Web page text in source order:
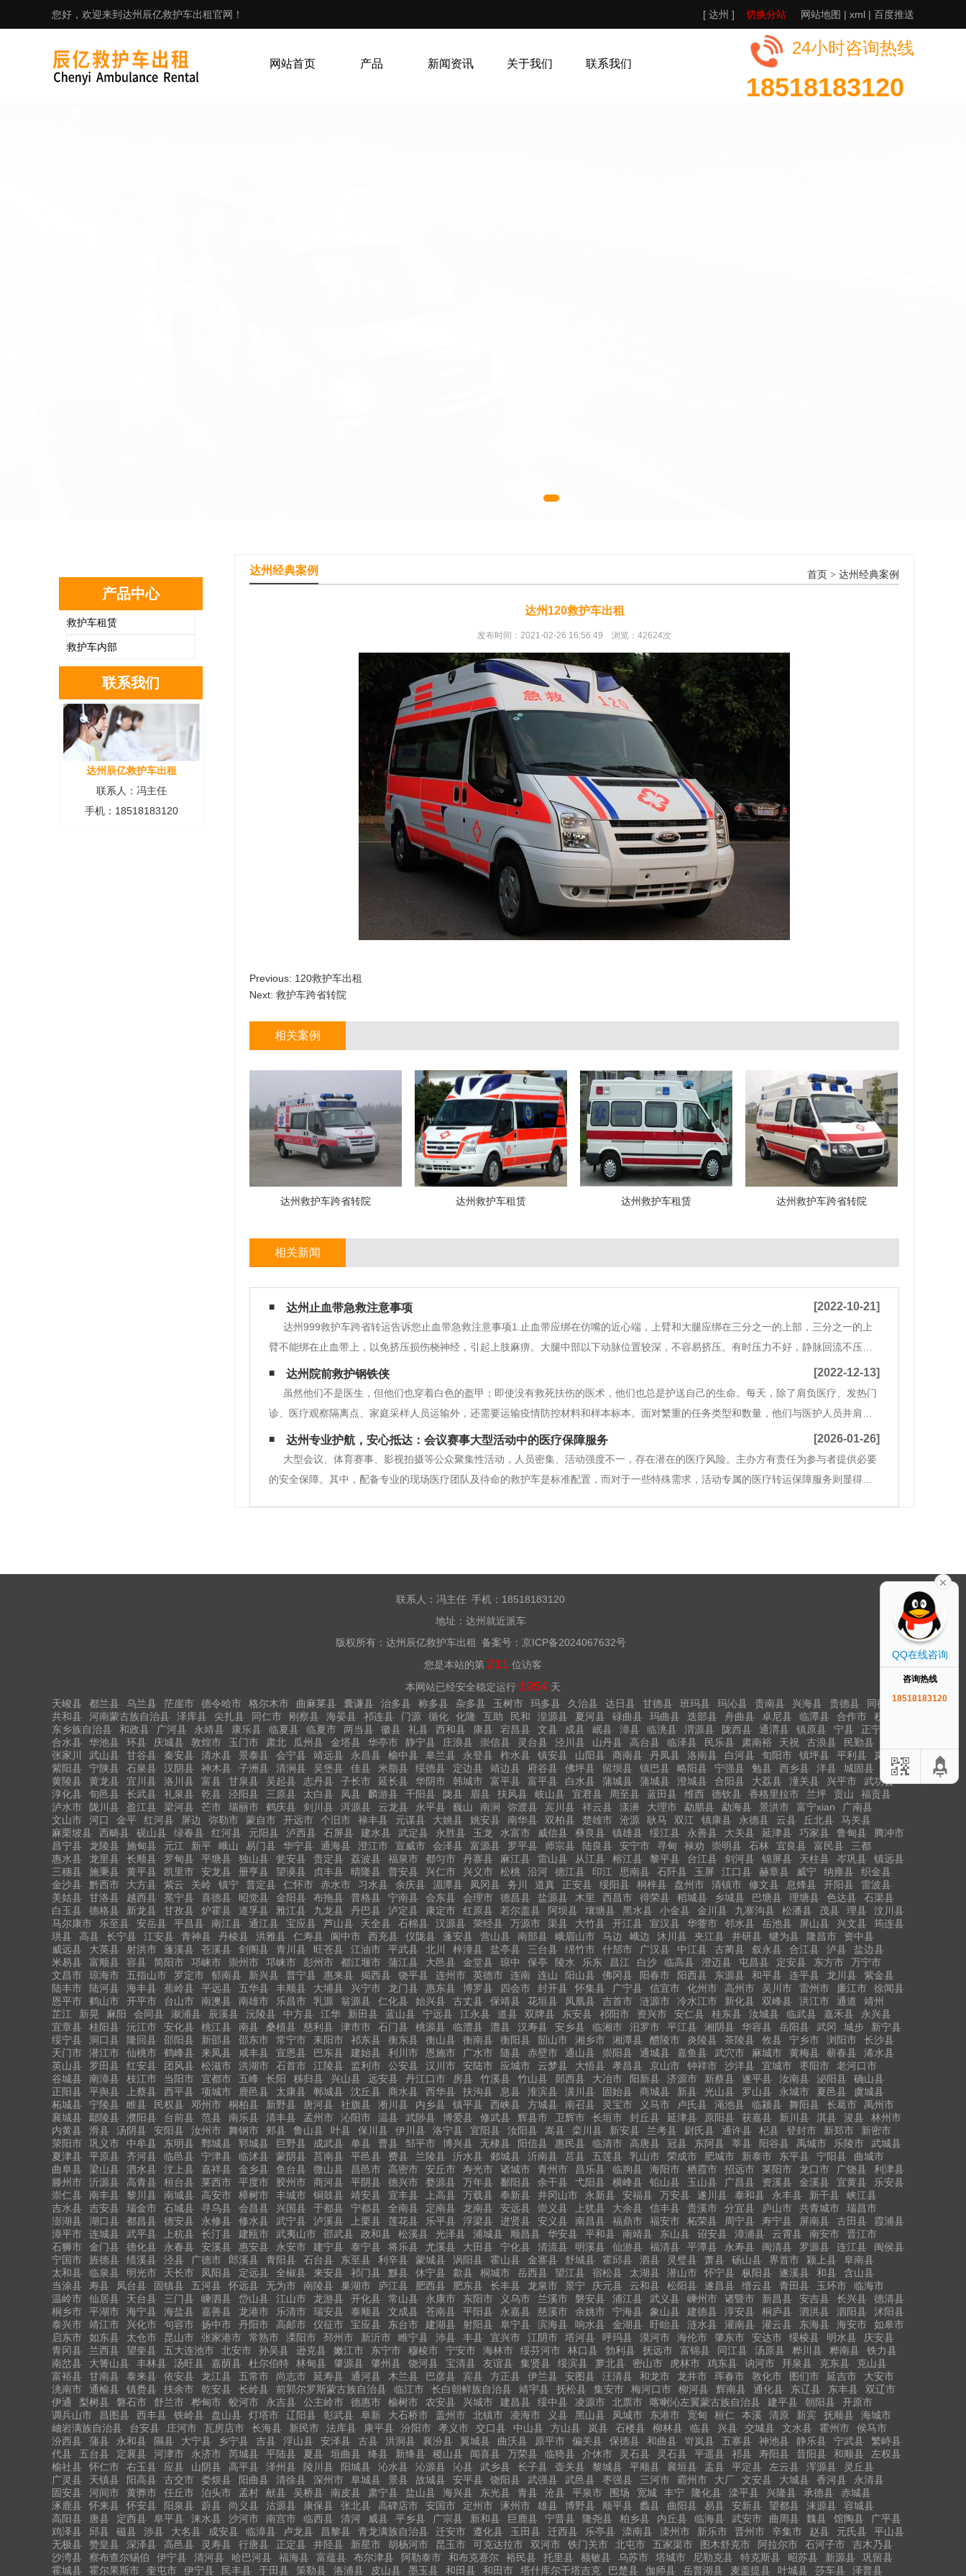
您好，欢迎来到达州辰亿救护车出租官网！ [ 达州 ] 切换分站 网站地图 | xml | 百度推送
网站首页 产品 新闻资讯 关于我们 联系我们
24小时咨询热线
18518183120
产品中心
救护车内部
救护车租赁
联系我们
达州辰亿救护车出租
联系人：冯主任
手机：18518183120
达州经典案例 首页 > 达州经典案例
达州120救护车出租
发布时间：2021-02-26 16:56:49 浏览：42624次
Previous: 120救护车出租
Next: 救护车跨省转院
相关案例
达州救护车跨省转院 达州救护车租赁 达州救护车租赁 达州救护车跨省转院
相关新闻
达州止血带急救注意事项 [2022-10-21]
达州999救护车跨省转运告诉您止血带急救注意事项1.止血带应绑在仿嘴的近心端，上臂和大腿应绑在三分之一的上部，三分之一的上
臂不能绑在止血带上，以免挤压损伤桡神经，引起上肢麻痹。大腿中部以下动脉位置较深，不容易挤压。有时压力不好，静脉回流不压缩
动脉，但出血较多，会引起肢体肿胀和坏死。2.上止血带须用平垫保护皮肤.不能直接绑在皮肤上。止血带松动重要适度。蕞好触摸远端脉
搏，停止出血。不要太紧，以免伤害神
达州院前救护钢铁侠 [2022-12-13]
虽然他们不是医生，但他们也穿着白色的盔甲；即使没有救死扶伤的医术，他们也总是护送自己的生命。每天，除了肩负医疗、发热门
诊、医疗观察隔离点、家庭采样人员运输外，还需要运输疫情防控材料和样本标本。面对繁重的任务类型和数量，他们与医护人员并肩与
时间赛跑，与疫情作斗争，尽蕞大努力帮助全区防疫工作。达州长途救护车转运为院后返乡患者提供了極大的便利。“疫情不退我不退，接
到命令就出发，”这是救护车司机的实践。通
达州专业护航，安心抵达：会议赛事大型活动中的医疗保障服务 [2026-01-26]
大型会议、体育赛事、影视拍摄等公众聚集性活动，人员密集、活动强度不一，存在潜在的医疗风险。主办方有责任为参与者提供必要
的安全保障。其中，配备专业的现场医疗团队及待命的救护车是标准配置，而对于一些特殊需求，活动专属的医疗转运保障服务则显得尤
联系人：冯主任 手机：18518183120
地址：达州就近派车
版权所有：达州辰亿救护车出租 备案号： 京ICP备2024067632号
您是本站的第 211 位访客
本网站已经安全稳定运行 1954 天
天峻县
都兰县 乌兰县 茫崖市 德令哈市 格尔木市 曲麻莱县 囊谦县 治多县 称多县 杂多县 玉树市 玛多县 久治县 达日县 甘德县 班玛县 玛沁县 贵南县 兴海县 贵德县
同德县
共和县
河南蒙古族自治县 泽库县 尖扎县 同仁市 刚察县 海晏县 祁连县 门源 循化 化隆 互助 民和 湟源县 夏河县 碌曲县 玛曲县 迭部县 舟曲县 卓尼县 临潭县 合作市
积石山
东乡族自治县
和政县 广河县 永靖县 康乐县 临夏县 临夏市 两当县 徽县 礼县 西和县 康县 宕昌县 文县 成县 岷县 漳县 临洮县 渭源县 陇西县 通渭县 镇原县 宁县
正宁县
合水县
华池县 环县 庆城县 敦煌市 玉门市 肃北 瓜州县 金塔县 华亭市 静宁县 庄浪县 崇信县 灵台县 泾川县 山丹县 高台县 临泽县 民乐县 肃南裕 天祝 古浪县
民勤县
张家川
武山县 甘谷县 秦安县 清水县 景泰县 会宁县 靖远县 永昌县 榆中县 皋兰县 永登县 柞水县 镇安县 山阳县 商南县 丹凤县 洛南县 白河县 旬阳市 镇坪县 平利县
岚皋县
紫阳县
宁陕县 石泉县 汉阴县 神木县 子洲县 清涧县 吴堡县 佳县 米脂县 绥德县 定边县 靖边县 府谷县 佛坪县 留坝县 镇巴县 略阳县 宁强县 勉县 西乡县 洋县
城固县
黄陵县
黄龙县 宜川县 洛川县 富县 甘泉县 吴起县 志丹县 子长市 延长县 华阴市 韩城市 富平县 富平县 白水县 蒲城县 蒲城县 澄城县 合阳县 大荔县 潼关县 兴平市
武功县
淳化县
旬邑县 长武县 礼泉县 乾县 泾阳县 三原县 太白县 凤县 麟游县 千阳县 陇县 眉县 扶风县 岐山县 宜君县 周至县 蓝田县 维西 德钦县 香格里拉市 兰坪 贡山
福贡县
泸水市
陇川县 盈江县 梁河县 芒市 瑞丽市 鹤庆县 剑川县 洱源县 云龙县 永平县 巍山 南涧 弥渡县 宾川县 祥云县 漾濞 大理市 勐腊县 勐海县 景洪市 富宁xian
广南县
文山市
河口 金平 红河县 屏边 弥勒市 蒙自市 开远市 个旧市 禄丰县 元谋县 大姚县 姚安县 南华县 双柏县 楚雄市 沧源 耿马 双江 镇康县 永德县 云县 丘北县
马关县
麻栗坡县
西畴县 砚山县 绿春县 红河县 元阳县 泸西县 石屏县 建水县 武定县 永胜县 玉龙 水富市 威信县 彝良县 镇雄县 绥江县 永善县 大关县 延津县 巧家县 鲁甸县
腾冲市
昌宁县
龙陵县 施甸县 元江 新平 峨山 易门县 华宁县 通海县 澄江市 宣威市 会泽县 富源县 罗平县 师宗县 陆良县 安宁市 寻甸 禄劝 崇明县 石林 宜良县 富民县
三都
惠水县
龙里县 长顺县 罗甸县 平塘县 独山县 瓮安县 贵定县 荔波县 福泉市 都匀市 丹寨县 麻江县 雷山县 从江县 榕江县 黎平县 台江县 剑河县 锦屏县 天柱县 岑巩县
镇远县
三穗县
施秉县 黄平县 凯里市 安龙县 册亨县 望谟县 贞丰县 晴隆县 普安县 兴仁市 兴义市 松桃 沿河 德江县 印江 思南县 石阡县 玉屏 江口县 赫章县 威宁 纳雍县
织金县
金沙县
黔西市 大方县 紫云 关岭 镇宁 普定县 仁怀市 赤水市 习水县 余庆县 湄潭县 凤冈县 务川 道真 正安县 绥阳县 桐梓县 盘州市 清镇市 修文县 息烽县 开阳县
雷波县
美姑县
甘洛县 越西县 冕宁县 喜德县 昭觉县 金阳县 布拖县 普格县 宁南县 会东县 会理市 德昌县 盐源县 木里 西昌市 得荣县 稻城县 乡城县 巴塘县 理塘县 色达县
石渠县
白玉县
德格县 新龙县 甘孜县 炉霍县 道孚县 雅江县 九龙县 丹巴县 泸定县 康定市 红原县 若尔盖县 阿坝县 壤塘县 黑水县 小金县 金川县 九寨沟县 松潘县 茂县 理县
汶川县
马尔康市
乐至县 安岳县 平昌县 南江县 通江县 宝应县 芦山县 天全县 石棉县 汉源县 荥经县 万源市 渠县 大竹县 开江县 宣汉县 华蓥市 邻水县 岳池县 屏山县 兴文县
筠连县
珙县
高县 长宁县 江安县 青神县 丹棱县 洪雅县 仁寿县 阆中市 西充县 仪陇县 蓬安县 营山县 南部县 峨眉山市 马边 峨边 沐川县 夹江县 井研县 犍为县 隆昌市
资中县
威远县
大英县 射洪市 蓬溪县 苍溪县 剑阁县 青川县 旺苍县 江油市 平武县 北川 梓潼县 盐亭县 三台县 绵竹市 什邡市 广汉县 中江县 古蔺县 叙永县 合江县 泸县
盐边县
米易县
富顺县 容县 简阳市 邛崃市 崇州市 邛崃市 彭州市 都江堰市 蒲江县 大邑县 金堂县 琼中 保亭 陵水 乐东 昌江 白沙 临高县 澄迈县 屯昌县 定安县 东方市
万宁市
文昌市
琼海市 五指山市 罗定市 郁南县 新兴县 普宁县 惠来县 揭西县 饶平县 连州市 英德市 连南 连山 阳山县 佛冈县 阳春市 阳西县 东源县 和平县 连平县 龙川县
紫金县
陆丰市
陆河县 海丰县 蕉岭县 平远县 五华县 丰顺县 大埔县 兴宁市 龙门县 惠东县 博罗县 四会市 封开县 怀集县 广宁县 信宜市 化州市 高州市 吴川市 雷州市 廉江市
徐闻县
恩平市
鹤山市 开平市 台山市 南澳县 南雄市 乐昌市 乳源 翁源县 仁化县 始兴县 古丈县 保靖县 花垣县 凤凰县 吉首市 涟源市 冷水江市 新化县 双峰县 洪江市 通道
靖州
芷江
新晃 麻阳 会同县 溆浦县 辰溪县 沅陵县 中方县 江华 新田县 蓝山县 宁远县 江永县 道县 双牌县 东安县 祁阳市 资兴市 安仁县 桂东县 汝城县 临武县 嘉禾县
永兴县
宜章县
桂阳县 沅江市 安化县 桃江县 南县 桑植县 慈利县 津市市 石门县 桃源县 临澧县 澧县 汉寿县 安乡县 临湘市 汨罗市 平江县 湘阴县 华容县 岳阳县 武冈 城步
新宁县
绥宁县
洞口县 隆回县 邵阳县 新邵县 邵东市 常宁市 耒阳市 祁东县 衡东县 衡山县 衡南县 衡阳县 韶山市 湘乡市 湘潭县 醴陵市 炎陵县 茶陵县 攸县 宁乡市 浏阳市
长沙县
天门市
潜江市 仙桃市 鹤峰县 来凤县 咸丰县 宣恩县 巴东县 建始县 利川市 恩施市 广水市 随县 赤壁市 通山县 崇阳县 通城县 嘉鱼县 武穴市 麻城市 黄梅县 蕲春县
浠水县
英山县
罗田县 红安县 团风县 松滋市 洪湖市 石首市 江陵县 监利市 公安县 汉川市 安陆市 应城市 云梦县 大悟县 孝昌县 京山市 钟祥市 沙洋县 宜城市 枣阳市
老河口市
谷城县
南漳县 枝江市 当阳市 宜都市 五峰 长阳 秭归县 兴山县 远安县 丹江口市 房县 竹溪县 竹山县 郧西县 大冶市 阳新县 济源市 新蔡县 遂平县 汝南县 泌阳县
确山县
正阳县
平舆县 上蔡县 西平县 项城市 鹿邑县 太康县 郸城县 沈丘县 商水县 西华县 扶沟县 息县 淮滨县 潢川县 固始县 商城县 新县 光山县 罗山县 永城市 夏邑县
虞城县
柘城县
宁陵县 睢县 民权县 邓州市 桐柏县 新野县 唐河县 社旗县 淅川县 内乡县 镇平县 西峡县 方城县 南召县 灵宝市 义马市 卢氏县 渑池县 临颍县 舞阳县 长葛市
禹州市
襄城县
鄢陵县 濮阳县 台前县 范县 南乐县 清丰县 孟州市 沁阳市 温县 武陟县 博爱县 修武县 辉县市 卫辉市 长垣市 封丘县 延津县 原阳县 获嘉县 新川县 淇县 浚县
林州市
内黄县
滑县 汤阴县 安阳县 汝州市 舞钢市 郏县 鲁山县 叶县 保川县 伊川县 洛宁县 宜阳县 汝阳县 嵩县 栾川县 新安县 兰考县 尉氏县 通许县 杞县 登封市 新郑市
新密市
荥阳市
巩义市 中牟县 东明县 鄄城县 郓城县 巨野县 成武县 单县 曹县 邹平市 博兴县 无棣县 阳信县 惠民县 临清市 高唐县 冠县 东阿县 莘县 阳谷县 禹城市 乐陵市
武城县
夏津县
平原县 齐河县 临邑县 宁津县 临沭县 蒙阴县 莒南县 平邑县 费县 兰陵县 沂水县 郯城县 沂南县 莒县 五莲县 乳山市 荣成市 肥城市 新泰市 东平县 宁阳县
曲城市
曲阜县
梁山县 泗水县 汶上县 嘉祥县 金乡县 鱼台县 微山县 昌邑市 高密市 安丘市 寿光市 诸城市 青州市 昌乐县 临朐县 海阳市 栖霞市 招远市 莱阳市 龙口市 广饶县
利津县
滕州市
沂源县 高青县 桓台县 莱西市 平度市 胶州市 商河县 平阴县 德兴市 婺源县 万年县 鄱阳县 余干县 弋阳县 横峰县 铅山县 玉山县 广昌县 资溪县 金溪县 宜黄县
乐安县
崇仁县
南丰县 黎川县 南城县 高安市 樟树市 丰城市 铜鼓县 靖安县 宜丰县 上高县 万载县 奉新县 井冈山市 永新县 安福县 万安县 遂川县 泰和县 永丰县 新干县
峡江县
吉水县
吉安县 瑞金市 石城县 寻乌县 会昌县 兴国县 于都县 宁都县 全南县 定南县 龙南县 安远县 崇义县 上犹县 大余县 信丰县 贵溪市 分宜县 庐山市 共青城市
瑞昌市
澎湖县
湖口县 都昌县 德安县 永修县 修水县 武宁县 泸溪县 上栗县 莲花县 乐平县 浮梁县 进贤县 安义县 南昌县 福鼎市 福安市 柘荣县 周宁县 寿宁县 屏南县 古田县
霞浦县
漳平市
连城县 武平县 上杭县 长汀县 建瓯市 武夷山市 邵武县 政和县 松溪县 光泽县 浦城县 顺昌县 华安县 平和县 南靖县 东山县 诏安县 漳浦县 云霄县 南安市
晋江市
石狮市
金门县 德化县 永春县 安溪县 惠安县 永安市 建宁县 泰宁县 将乐县 尤溪县 大田县 宁化县 清流县 明溪县 仙游县 福清县 平潭县 永寿县 闽清县 罗源县 连江县
闽侯县
宁国市
旌德县 绩溪县 泾县 广德市 郎溪县 青阳县 石台县 东至县 利辛县 蒙城县 涡阳县 霍山县 金寨县 舒城县 霍邱县 泗县 灵璧县 萧县 砀山县 界首市 颍上县
阜南县
太和县
临泉县 明光市 天长市 凤阳县 定远县 全椒县 来安县 祁门县 黟县 休宁县 歙县 桐城市 岳西县 望江县 宿松县 太湖县 潜山市 怀宁县 枞阳县 遂溪县 和县
含山县
当涂县
寿县 凤台县 固镇县 五河县 怀远县 无为市 南陵县 巢湖市 庐江县 肥西县 肥东县 长丰县 龙泉市 景宁 庆元县 云和县 松阳县 遂昌县 缙云县 青田县 玉环市
临海市
温岭市
仙居县 天台县 三门县 嵊泗县 岱山县 江山市 龙游县 开化县 常山县 永康市 东阳市 义乌市 兰溪市 磐安县 浦江县 武义县 嵊州市 诸暨市 新昌县 安吉县 长兴县
德清县
桐乡市
平湖市 海宁县 海盐县 嘉善县 龙港市 乐清市 瑞安县 泰顺县 文成县 苍南县 平阳县 永嘉县 慈溪市 余姚市 宁海县 象山县 建德县 淳安县 桐庐县 泗洪县 泗阳县
沭阳县
泰兴市
靖江市 兴化市 句容市 扬中市 丹阳市 高邮市 仪征市 宝应县 东台市 建湖县 射阳县 阜宁县 滨海县 响水县 金湖县 盱眙县 涟水县 灌南县 灌云县 东海县 海安市
如皋市
启东市
如东县 太仓市 昆山市 张家港市 常熟市 溧阳市 邳州市 新沂市 睢宁县 沛县 丰县 宜兴市 江阴市 塔河县 呼玛县 漠河市 海伦市 肇东市 安达市 绥棱县 明水县
庆安县
青冈县
兰西县 望奎县 五大连池市 北安市 孙吴县 逊克县 嫩江市 东宁市 穆棱市 宁安市 海林市 绥芬河市 林口县 勃利县 抚远市 富锦县 同江县 汤原县 桦川县 桦南县
铁力县
南岔县
大箐山县 丰林县 汤旺县 嘉荫县 杜尔伯特 林甸县 肇源县 肇州县 饶河县 宝清县 友谊县 集贤县 绥滨县 萝北县 密山市 虎林市 鸡东县 讷河市 拜泉县 克东县
克山县
富裕县
甘南县 泰来县 依安县 龙江县 五常市 尚志市 延寿县 通河县 木兰县 巴彦县 宾县 方正县 伊兰县 安图县 汪清县 和龙市 龙井市 珲春市 敦化市 图们市 延吉市
大安市
洮南市
通榆县 镇赉县 扶余市 乾安县 长岭县 前郭尔罗斯蒙古族自治县 临江市 长白朝鲜族自治县 靖宇县 抚松县 集安市 梅河口市 柳河县 辉南县 通化县 东辽县 东丰县
双辽市
伊通
梨树县 磐石市 舒兰市 桦甸市 蛟河市 永吉县 公主岭市 德惠市 榆树市 农安县 兴城市 建昌县 绥中县 凌源市 北票市 喀喇沁左翼蒙古族自治县 建平县 朝阳县
开原市
调兵山市
昌图县 西丰县 铁岭县 盘山县 灯塔市 辽阳县 彰武县 阜新 大石桥市 盖州市 北镇市 凌海市 义县 黑山县 凤城市 东港市 宽甸 桓仁 本溪 清原 新宾 抚顺县
海城市
岫岩满族自治县
台安县 庄河市 瓦房店市 长海县 新民市 法库县 康平县 汾阳市 孝义市 交口县 中山县 方山县 岚县 石楼县 柳林县 临县 兴县 交城县 文水县 霍州市
侯马市
汾西县
蒲县 永和县 隰县 大宁县 乡宁县 吉县 浮山县 安泽县 古县 洪洞县 襄汾县 翼城县 曲沃县 原平市 偏关县 保德县 和曲县 岢岚县 五寨县 神池县 静乐县 宁武县
繁峙县
代县
五台县 定襄县 河津市 永济市 芮城县 平陆县 夏县 垣曲县 绛县 新绛县 稷山县 闻喜县 万荣县 临猗县 介休市 灵石县 灵石县 平遥县 祁县 寿阳县 昔阳县 和顺县
左权县
榆社县
怀仁市 右玉县 应县 山阴县 高平县 泽州县 陵川县 阳城县 沁水县 沁源县 沁县 武乡县 长子县 壶关县 黎城县 平顺县 襄垣县 盂县 平定县 左云县 浑源县
灵丘县
广灵县
天镇县 阳高县 古交市 娄烦县 阳曲县 清徐县 深州市 阜城县 景县 故城县 安平县 饶阳县 武强县 武邑县 枣强县 三河市 霸州市 大厂 文安县 大城县 香河县
永清县
固安县
河间市 黄骅市 任丘市 泊头市 孟村 献县 吴桥县 南皮县 肃宁县 盐山县 海兴县 东光县 青县 沧县 平泉市 围场 宽城 丰宁 隆化县 滦平县 兴隆县 承德县
赤城县
涿鹿县
怀来县 怀安县 阳泉县 蔚县 尚义县 沽源县 康保县 张北县 高碑店市 安国市 定州市 涿州市 雄县 博野县 顺平县 蠡县 曲阳县 易县 安新县 望都县 涞源县
容城县
高阳县
唐县 定西县 阜平县 涞水县 沙河市 南宫市 临西县 清河 威县 平乡县 广宗县 新和县 巨鹿县 宁晋县 隆尧县 柏乡县 内丘县 临海县 武安市 曲周县 魏县 馆陶县
广平县
鸡泽县
邱县 磁县 涉县 大名县 成安县 临漳县 卢龙县 昌黎县 青龙满族自治县 迁安市 遵化县 玉田县 迁西县 乐亭县 滦南县 滦州市 新乐市 晋州市 辛集市 赵县 元氏县
平山县
无极县
赞皇县 深泽县 高邑县 灵寿县 行唐县 正定县 井陉县 新星市 胡杨河市 昆玉市 可克达拉市 双河市 铁门关市 北屯市 五家渠市 图木舒克市 阿拉尔市 石河子市
吉木乃县
沙湾县
察布查尔锡伯 伊宁县 清河县 哈巴河县 福海县 富蕴县 布尔津县 阿勒泰市 和布克赛尔 裕民县 托里县 额敏县 乌苏市 塔城市 尼勒克县 特克斯县 昭苏县 新源县
巩留县
霍城县
霍尔果斯市 奎屯市 伊宁县 民丰县 于田县 策勒县 洛浦县 皮山县 墨玉县 和田县 和田市 塔什库尔干塔吉克 巴楚县 伽师县 岳普湖县 麦盖提县 叶城县 莎车县 泽普县
QQ在线咨询
咨询热线
18518183120